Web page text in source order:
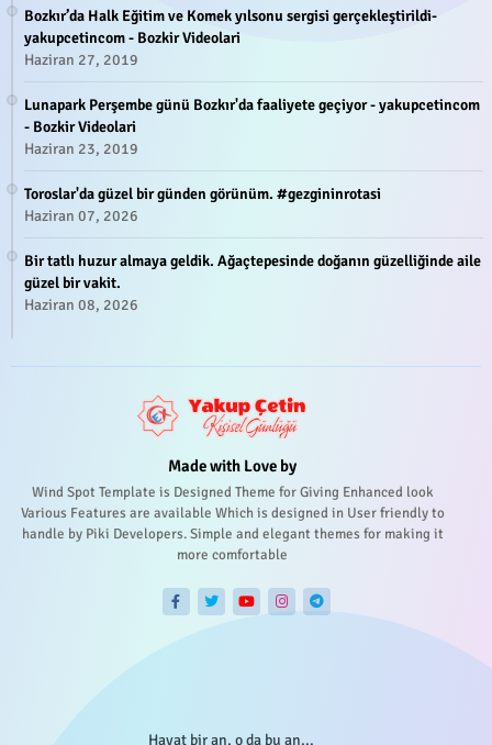
Bozkır’da Halk Eğitim ve Komek yılsonu sergisi gerçekleştirildi-
yakupcetincom - Bozkir Videolari
Haziran 27, 2019
Lunapark Perşembe günü Bozkır'da faaliyete geçiyor - yakupcetincom
- Bozkir Videolari
Haziran 23, 2019
Toroslar'da güzel bir günden görünüm. #gezgininrotasi
Haziran 07, 2026
Bir tatlı huzur almaya geldik. Ağaçtepesinde doğanın güzelliğinde aile
güzel bir vakit.
Haziran 08, 2026
Made with Love by
Wind Spot Template is Designed Theme for Giving Enhanced look
Various Features are available Which is designed in User friendly to
handle by Piki Developers. Simple and elegant themes for making it
more comfortable
Hayat bir an, o da bu an...